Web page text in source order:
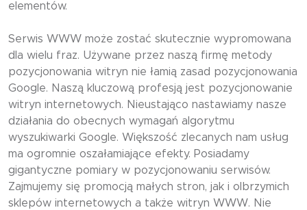
elementów.
Serwis WWW może zostać skutecznie wypromowana
dla wielu fraz. Używane przez naszą firmę metody
pozycjonowania witryn nie łamią zasad pozycjonowania
Google. Naszą kluczową profesją jest pozycjonowanie
witryn internetowych. Nieustająco nastawiamy nasze
działania do obecnych wymagań algorytmu
wyszukiwarki Google. Większość zlecanych nam usług
ma ogromnie oszałamiające efekty. Posiadamy
gigantyczne pomiary w pozycjonowaniu serwisów.
Zajmujemy się promocją małych stron, jak i olbrzymich
sklepów internetowych a także witryn WWW. Nie